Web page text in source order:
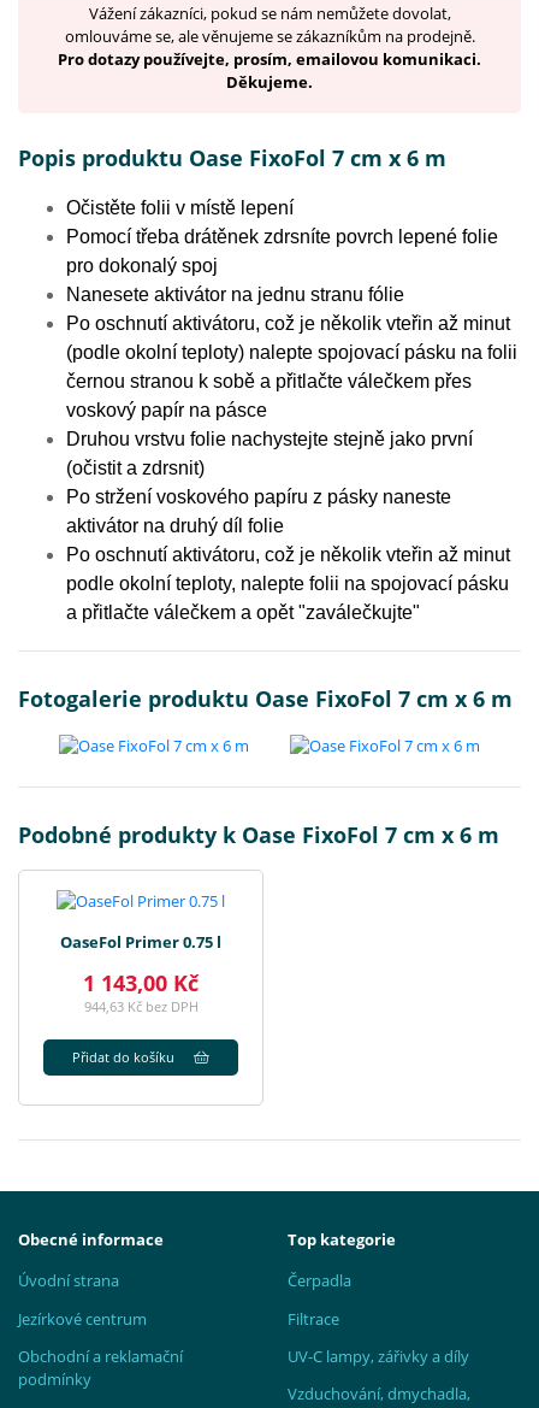
Vážení zákazníci, pokud se nám nemůžete dovolat,
omlouváme se, ale věnujeme se zákazníkům na prodejně.
Pro dotazy používejte, prosím, emailovou komunikaci.
Děkujeme.
Popis produktu Oase FixoFol 7 cm x 6 m
Očistěte folii v místě lepení
Pomocí třeba drátěnek zdrsníte povrch lepené folie
pro dokonalý spoj
Nanesete aktivátor na jednu stranu fólie
Po oschnutí aktivátoru, což je několik vteřin až minut
(podle okolní teploty) nalepte spojovací pásku na folii
černou stranou k sobě a přitlačte válečkem přes
voskový papír na pásce
Druhou vrstvu folie nachystejte stejně jako první
(očistit a zdrsnit)
Po stržení voskového papíru z pásky naneste
aktivátor na druhý díl folie
Po oschnutí aktivátoru, což je několik vteřin až minut
podle okolní teploty, nalepte folii na spojovací pásku
a přitlačte válečkem a opět "zaválečkujte"
Fotogalerie produktu Oase FixoFol 7 cm x 6 m
Podobné produkty k Oase FixoFol 7 cm x 6 m
OaseFol Primer 0.75 l
1 143,00 Kč
944,63 Kč bez DPH
Přidat do košíku
Obecné informace
Úvodní strana
Jezírkové centrum
Obchodní a reklamační
podmínky
Top kategorie
Čerpadla
Filtrace
UV-C lampy, zářivky a díly
Vzduchování, dmychadla,